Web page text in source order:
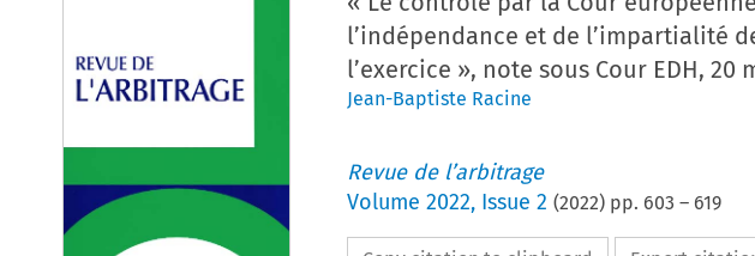
l’indépendance et de l’impartialité
l’exercice », note sous Cour EDH, 20
Jean-Baptiste Racine
Revue de l’arbitrage
Volume 2022, Issue 2 (2022) pp. 603 – 619